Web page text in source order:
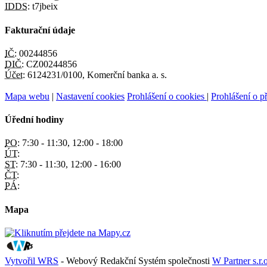
IDDS: t7jbeix
Fakturační údaje
IČ: 00244856
DIČ: CZ00244856
Účet: 6124231/0100, Komerční banka a. s.
Mapa webu | Nastavení cookies Prohlášení o cookies | Prohlášení o
Úřední hodiny
PO: 7:30 - 11:30, 12:00 - 18:00
ÚT:
ST: 7:30 - 11:30, 12:00 - 16:00
ČT:
PÁ:
Mapa
Vytvořil WRS - Webový Redakční Systém společnosti W Partner